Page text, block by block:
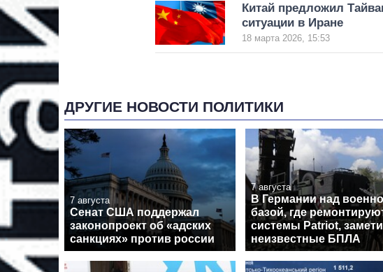
Китай предложил
ситуации в Иране
18 марта 2026, 15:53
ДРУГИЕ НОВОСТИ ПОЛИТИКИ
7 августа
Сенат США поддержал
законопроект об «адских
санкциях» против россии
7 августа
В Германии над
базой, где
системы Patriot,
неизвестные БПЛА